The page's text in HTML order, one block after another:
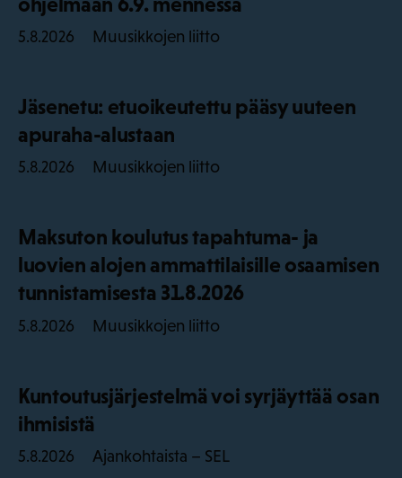
5.8.2026 Muusikkojen liitto
Jäsenetu: etuoikeutettu pääsy uuteen
apuraha-alustaan
5.8.2026 Muusikkojen liitto
Maksuton koulutus tapahtuma- ja
luovien alojen ammattilaisille osaamisen
tunnistamisesta 31.8.2026
5.8.2026 Muusikkojen liitto
Kuntoutusjärjestelmä voi syrjäyttää osan
ihmisistä
5.8.2026 Ajankohtaista – SEL